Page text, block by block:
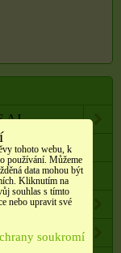
AJ.
tohoto webu, k
používání. Můžeme
data mohou být
Kliknutím na
souhlas s tímto
nebo upravit své
soukromí